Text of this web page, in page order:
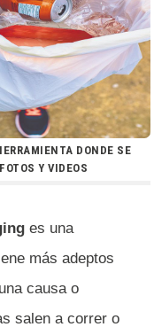
DONDE SE
Y VIDEOS
es una
más adeptos
causa o
salen a correr o